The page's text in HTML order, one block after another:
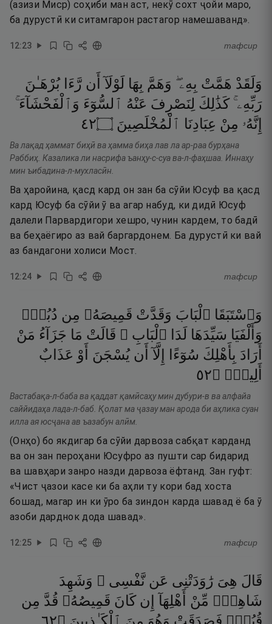
(азизи Миср) соҳиби ман аст, некӯ сохт ҷойи маро,
ба дурустӣ ки ситамгарон растагор намешаванд».
12:23 тафсир
وَلَقَدْ هَمَّتْ بِهِۦ ۖ وَهَمَّ بِهَا لَوْلَآ أَن رَّءَا بُرْهَـٰنَ
رَبِّهِۦ ۚ كَذَٰلِكَ لِنَصْرِفَ عَنْهُ ٱلسُّوٓءَ وَٱلْفَحْشَآءَ ۚ
إِنَّهُۥ مِنْ عِبَادِنَا ٱلْمُخْلَصِينَ ۝٢٤
Ва лақад ҳаммат биҳӣ ва ҳамма биҳа лав ла ар-раа бурҳана
Раббиҳ. Казалика ли насрифа ъанҳу-с-суа ва-л-фаҳшаа. Иннаҳу
мин ъибадина-л-мухласӣн.
Ва ҳаройина, қасд кард он зан ба сӯйи Юсуф ва қасд
кард Юсуф ба сӯйи ӯ ва агар набуд, ки дидӣ Юсуф
далели Парвардигори хешро, чунин кардем, то бадӣ
ва беҳаёгиро аз вай баргардонем. Ба дурустӣ ки вай
аз бандагони холиси Мост.
12:24 тафсир
وَٱسْتَبَقَا ٱلْبَابَ وَقَدَّتْ قَمِيصَهُۥ مِن دُبُرٍۢ
وَأَلْفَيَا سَيِّدَهَا لَدَا ٱلْبَابِ ۚ قَالَتْ مَا جَزَآءُ مَنْ
أَرَادَ بِأَهْلِكَ سُوٓءًا إِلَّآ أَن يُسْجَنَ أَوْ عَذَابٌ
أَلِيمٌۭ ۝٢٥
Вастабақа-л-баба ва қаддат қамӣсаҳу мин дубури-в ва алфайа
саййидаҳа лада-л-баб. Қолат ма ҷазау ман арода би аҳлика суан
илла ая юсҷана ав ъазабун алӣм.
(Онҳо) бо якдигар ба сӯйи дарвоза сабқат карданд
ва он зан пероҳани Юсуфро аз пушти сар бидарид
ва шавҳари занро назди дарвоза ёфтанд. Зан гуфт:
«Чист ҷазои касе ки ба аҳли ту кори бад хоста
бошад, магар ин ки ӯро ба зиндон карда шавад ё ба ӯ
азоби дарднок дода шавад».
12:25 тафсир
قَالَ هِىَ رَٰوَدَتْنِى عَن نَّفْسِى ۚ وَشَهِدَ
شَاهِدٌۭ مِّنْ أَهْلِهَآ إِن كَانَ قَمِيصُهُۥ قُدَّ مِن